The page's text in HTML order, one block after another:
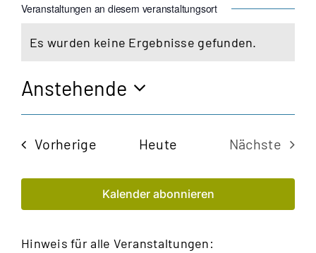
Veranstaltungen an diesem veranstaltungsort
Hinweis
Es wurden keine Ergebnisse gefunden.
Anstehende
Datum
VorherigeVeranstaltungen
Heute
Nächste
Kalender abonnieren
Hinweis für alle Veranstaltungen: